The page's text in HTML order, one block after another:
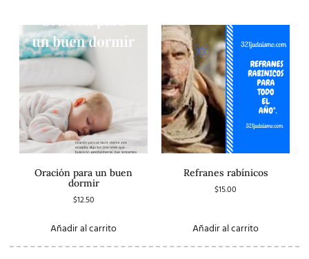
Oración para un buen
dormir
$12.50
Añadir al carrito
Refranes rabínicos
$15.00
Añadir al carrito